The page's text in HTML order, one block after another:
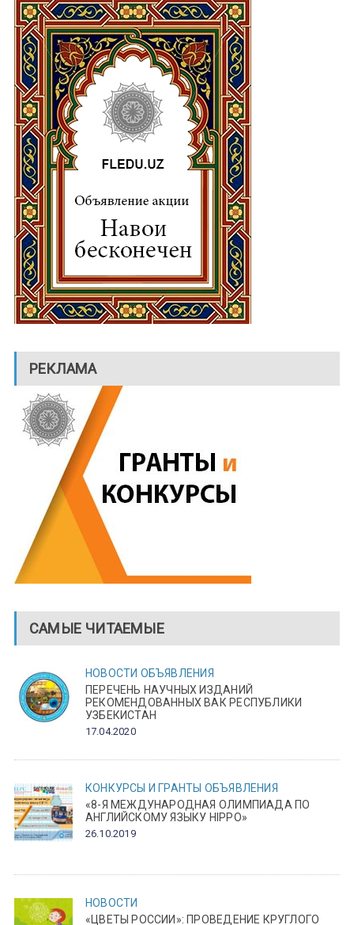
РЕКЛАМА
САМЫЕ ЧИТАЕМЫЕ
НОВОСТИ ОБЪЯВЛЕНИЯ
ПЕРЕЧЕНЬ НАУЧНЫХ ИЗДАНИЙ
РЕКОМЕНДОВАННЫХ ВАК РЕСПУБЛИКИ
УЗБЕКИСТАН
17.04.2020
КОНКУРСЫ И ГРАНТЫ ОБЪЯВЛЕНИЯ
«8-Я МЕЖДУНАРОДНАЯ ОЛИМПИАДА ПО
АНГЛИЙСКОМУ ЯЗЫКУ HIPPO»
26.10.2019
НОВОСТИ
«ЦВЕТЫ РОССИИ»: ПРОВЕДЕНИЕ КРУГЛОГО